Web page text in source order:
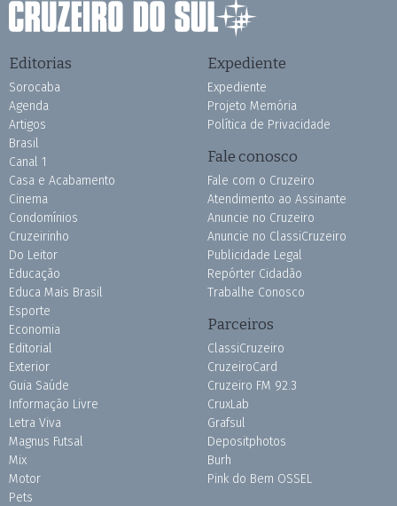
Editorias
Sorocaba
Agenda
Artigos
Brasil
Canal 1
Casa e Acabamento
Cinema
Condomínios
Cruzeirinho
Do Leitor
Educação
Educa Mais Brasil
Esporte
Economia
Editorial
Exterior
Guia Saúde
Informação Livre
Letra Viva
Magnus Futsal
Mix
Motor
Pets
Expediente
Expediente
Projeto Memória
Política de Privacidade
Fale conosco
Fale com o Cruzeiro
Atendimento ao Assinante
Anuncie no Cruzeiro
Anuncie no ClassiCruzeiro
Publicidade Legal
Repórter Cidadão
Trabalhe Conosco
Parceiros
ClassiCruzeiro
CruzeiroCard
Cruzeiro FM 92.3
CruxLab
Grafsul
Depositphotos
Burh
Pink do Bem OSSEL